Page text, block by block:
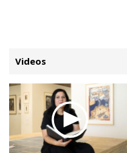
ΚΑΤΗΓΟΡΙΕΣ
Παιδεία
Videos